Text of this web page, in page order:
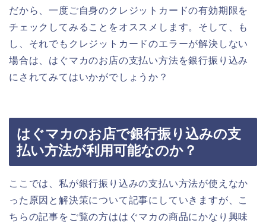
だから、一度ご自身のクレジットカードの有効期限を
チェックしてみることをオススメします。そして、も
し、それでもクレジットカードのエラーが解決しない
場合は、はぐマカのお店の支払い方法を銀行振り込み
にされてみてはいかがでしょうか？
はぐマカのお店で銀行振り込みの支
払い方法が利用可能なのか？
ここでは、私が銀行振り込みの支払い方法が使えなか
った原因と解決策について記事にしていきますが、こ
ちらの記事をご覧の方ははぐマカの商品にかなり興味